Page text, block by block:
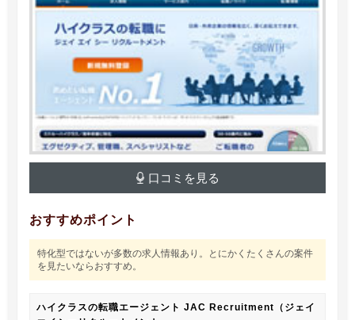
口コミを見る
おすすめポイント
特化型ではないが多数の求人情報あり。とにかくたくさんの案件
を見たいならおすすめ。
ハイクラスの転職エージェント JAC Recruitment（ジェイ